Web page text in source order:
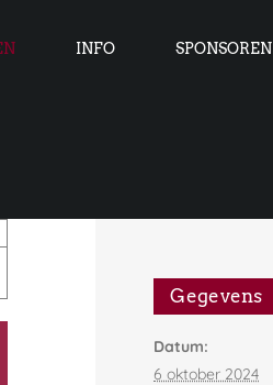
INFO SPONSOREN
Gegevens
Datum:
6 oktober 2024